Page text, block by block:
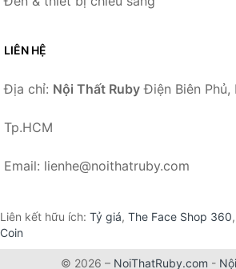
LIÊN HỆ
Địa chỉ: Nội Thất Ruby Điện Biên Phủ,
Tp.HCM
Email: lienhe@noithatruby.com
Liên kết hữu ích: Tỷ giá, The Face Shop 360,
Coin
© 2026 – NoiThatRuby.com -